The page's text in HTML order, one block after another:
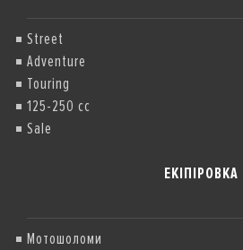
Street
Adventure
Touring
125-250 cc
Sale
ЕКІПІРОВКА
Мотошоломи